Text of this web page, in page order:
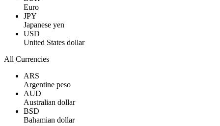
Euro
JPY
Japanese yen
USD
United States dollar
All Currencies
ARS
Argentine peso
AUD
Australian dollar
BSD
Bahamian dollar